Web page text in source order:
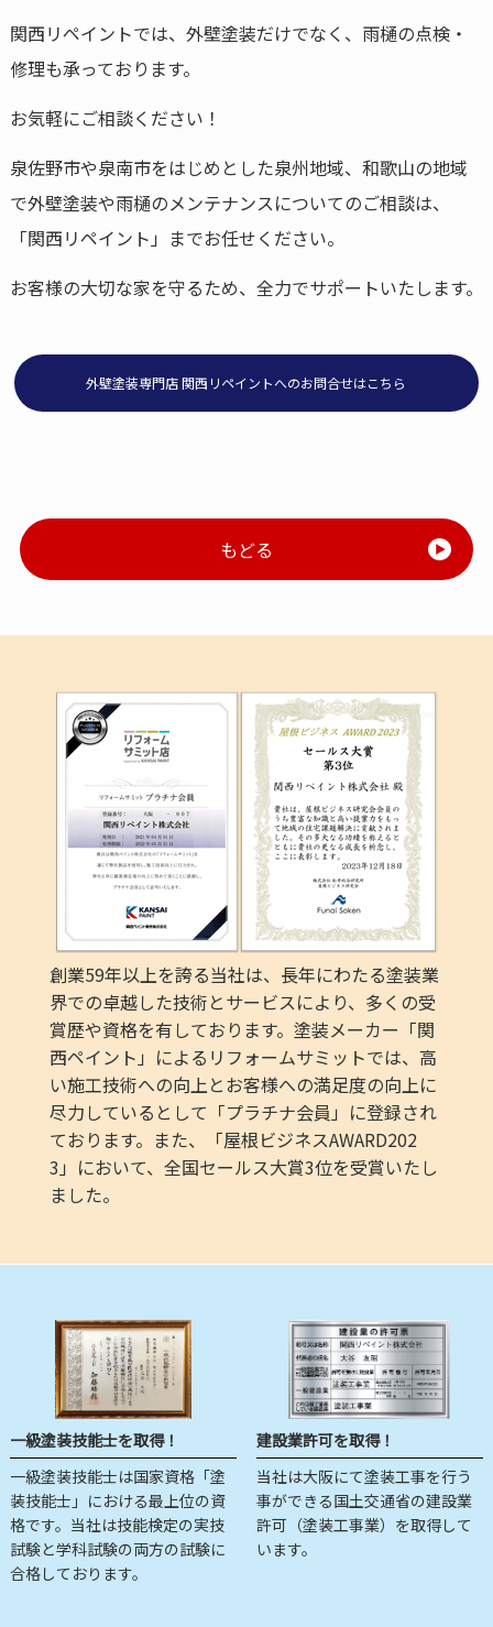
関西リペイントでは、外壁塗装だけでなく、雨樋の点検・
修理も承っております。
お気軽にご相談ください！
泉佐野市や泉南市をはじめとした泉州地域、和歌山の地域
で外壁塗装や雨樋のメンテナンスについてのご相談は、
「関西リペイント」までお任せください。
お客様の大切な家を守るため、全力でサポートいたします。
外壁塗装専門店 関西リペイントへのお問合せはこちら
もどる
創業59年以上を誇る当社は、長年にわたる塗装業
界での卓越した技術とサービスにより、多くの受
賞歴や資格を有しております。塗装メーカー「関
西ペイント」によるリフォームサミットでは、高
い施工技術への向上とお客様への満足度の向上に
尽力しているとして「プラチナ会員」に登録され
ております。また、「屋根ビジネスAWARD202
3」において、全国セールス大賞3位を受賞いたし
ました。
一級塗装技能士を取得！
一級塗装技能士は国家資格「塗
装技能士」における最上位の資
格です。当社は技能検定の実技
試験と学科試験の両方の試験に
合格しております。
建設業許可を取得！
当社は大阪にて塗装工事を行う
事ができる国土交通省の建設業
許可（塗装工事業）を取得して
います。